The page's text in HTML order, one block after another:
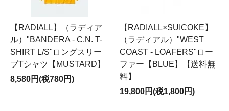
【RADIALL】（ラディア
ル）"BANDERA - C.N. T-
SHIRT L/S"ロングスリー
ブTシャツ【MUSTARD】
8,580円(税780円)
【RADIALL×SUICOKE】
（ラディアル）"WEST
COAST - LOAFERS"ロー
ファー【BLUE】【送料無
料】
19,800円(税1,800円)